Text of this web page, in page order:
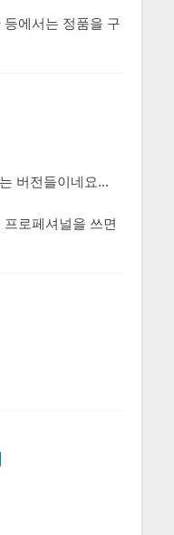
에서는 정품을 구
버전들이네요…
로페셔널을 쓰면